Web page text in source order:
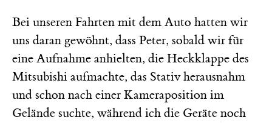
Bei unseren Fahrten mit dem Auto hatten wir
uns daran gewöhnt, dass Peter, sobald wir für
eine Aufnahme anhielten, die Heckklappe des
Mitsubishi aufmachte, das Stativ herausnahm
und schon nach einer Kameraposition im
Gelände suchte, während ich die Geräte noch